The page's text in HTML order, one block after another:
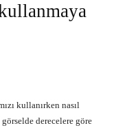
kullanırken nasıl
derecelere göre